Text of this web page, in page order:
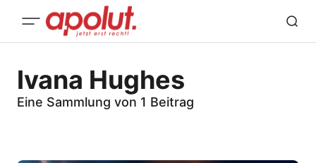
Ivana Hughes
Eine Sammlung von 1 Beitrag